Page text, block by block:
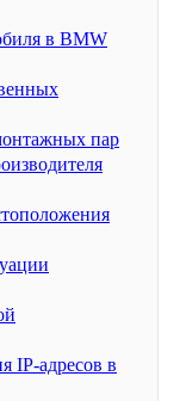
в BMW
пар
IP-адресов в